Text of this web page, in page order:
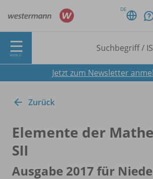
DE
MENÜ
Jetzt zum Newsletter
Zurück
Elemente der
SII
Ausgabe 2017 für